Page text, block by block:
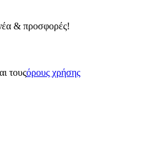
& προσφορές!
τουςόρους χρήσης